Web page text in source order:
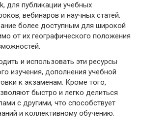
для публикации учебных
вебинаров и научных статей.
более доступным для широкой
от их географического положения
и использовать эти ресурсы
изучения, дополнения учебной
к экзаменам. Кроме того,
быстро и легко делиться
с другими, что способствует
и коллективному обучению.